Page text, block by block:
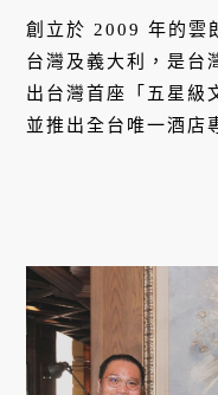
創立於 2009 年的雲
台灣及義大利，是台
出台灣首座「五星級
並推出全台唯一酒店